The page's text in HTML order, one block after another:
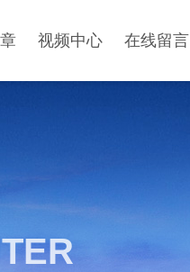
视频中心 在线留言